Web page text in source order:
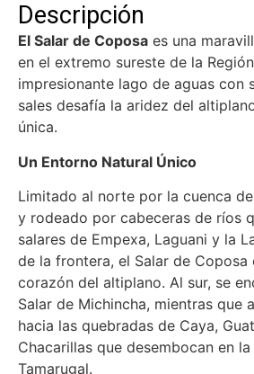
Descripción
El Salar de Coposa es una
en el extremo sureste de la
impresionante lago de aguas con
sales desafía la aridez del
única.
Un Entorno Natural Único
Limitado al norte por la cuenca
y rodeado por cabeceras de ríos
salares de Empexa, Laguani y la
de la frontera, el Salar de Coposa
corazón del altiplano. Al sur, se
Salar de Michincha, mientras que
hacia las quebradas de Caya,
Chacarillas que desembocan en
Tamarugal.